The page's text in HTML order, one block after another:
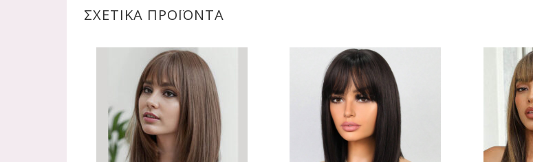
ΣΧΕΤΙΚΆ ΠΡΟΪΌΝΤΑ